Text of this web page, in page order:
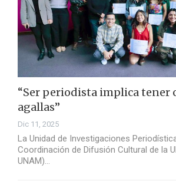
“Ser periodista implica tener
agallas”
Dic 11, 2025
La Unidad de Investigaciones
Coordinación de Difusión Cultural de la
UNAM)…